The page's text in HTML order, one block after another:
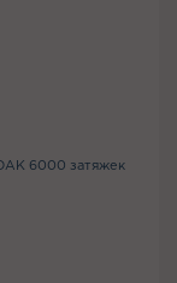
6000 затяжек